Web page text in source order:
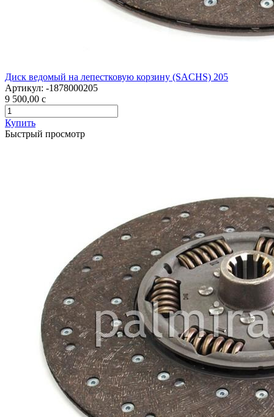
Диск ведомый на лепестковую корзину (SACHS) 205
Артикул: -1878000205
9 500,00 c
Купить
Быстрый просмотр